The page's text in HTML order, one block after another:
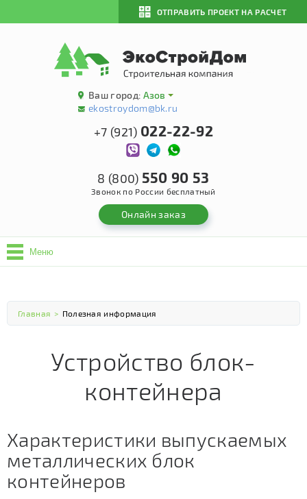
ОТПРАВИТЬ ПРОЕКТ НА РАСЧЕТ
Ваш город: Азов
ekostroydom@bk.ru
+7 (921) 022-22-92
8 (800) 550 90 53
Звонок по России бесплатный
Онлайн заказ
Меню
Главная > Полезная информация
Устройство блок-
контейнера
Характеристики выпускаемых
металлических блок
контейнеров